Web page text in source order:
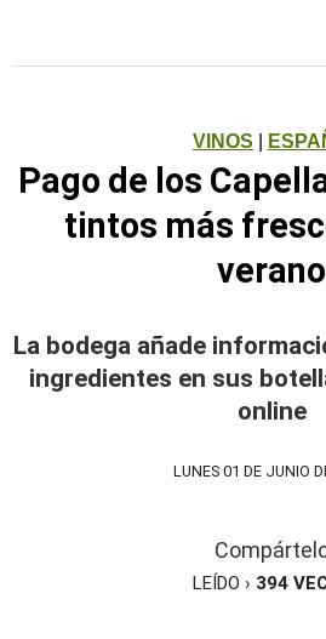
VINOS
Pago de los
tintos más
verano
La bodega añade
ingredientes en sus
online
LUNES 01 DE JUNIO
LEÍDO › 394